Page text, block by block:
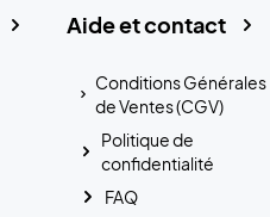
Aide et contact
Conditions Générales
de Ventes (CGV)
Politique de
confidentialité
FAQ